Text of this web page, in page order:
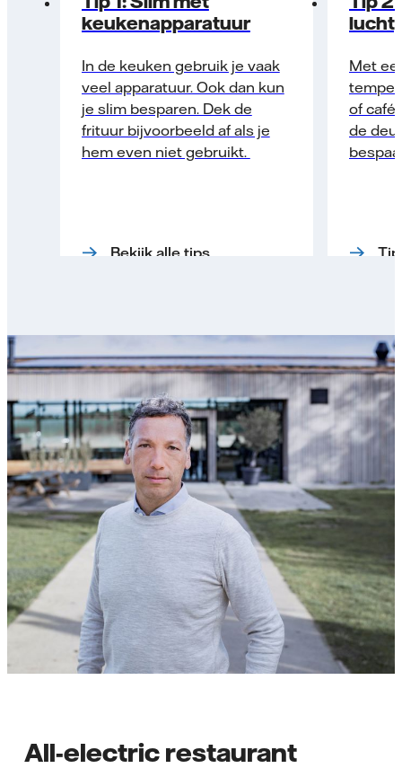
keukenapparatuur
In de keuken gebruik je vaak
veel apparatuur. Ook dan kun
je slim besparen. Dek de
frituur bijvoorbeeld af als je
hem even niet gebruikt.
Bekijk alle tips
Met
of café
de
All-electric restaurant